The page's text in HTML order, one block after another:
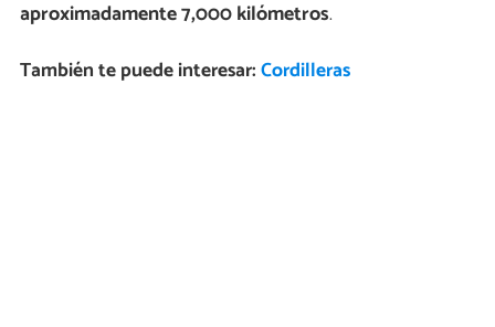
aproximadamente 7,000 kilómetros.
También te puede interesar:Cordilleras